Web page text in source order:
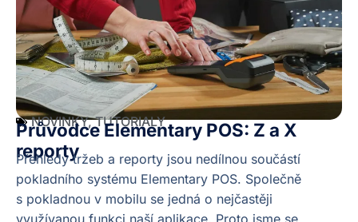
NOVINKY,TUTORIALY
Průvodce Elementary POS: Z a X
reporty
Přehledy tržeb a reporty jsou nedílnou součástí
pokladního systému Elementary POS. Společně
s pokladnou v mobilu se jedná o nejčastěji